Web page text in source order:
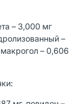
– 3,000 мг
–
– 0,606